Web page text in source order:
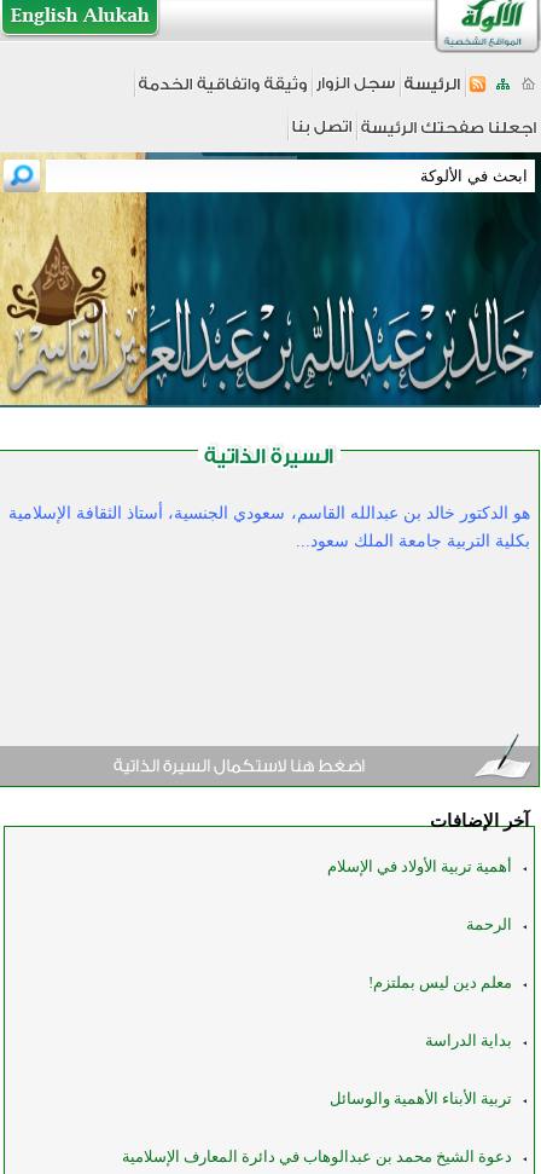
هو الدكتور خالد بن عبدالله القاسم، سعودي الجنسية، أستاذ الثقافة الإسلامية
بكلية التربية جامعة الملك سعود...
آخر الإضافات
أهمية تربية الأولاد في الإسلام
الرحمة
معلم دين ليس بملتزم!
بداية الدراسة
تربية الأبناء الأهمية والوسائل
دعوة الشيخ محمد بن عبدالوهاب في دائرة المعارف الإسلامية